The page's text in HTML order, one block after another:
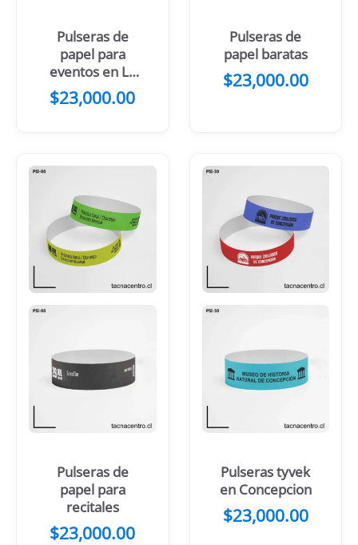
Pulseras de
papel para
eventos en La
Plata
$23,000.00
Pulseras de
papel baratas
$23,000.00
Pulseras de
papel para
recitales
$23,000.00
Pulseras tyvek
en Concepcion
$23,000.00